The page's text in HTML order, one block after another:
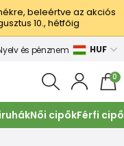
beleértve az akciós
10., hétfőig
és pénznem HUF
0
Női cipőkFérfi